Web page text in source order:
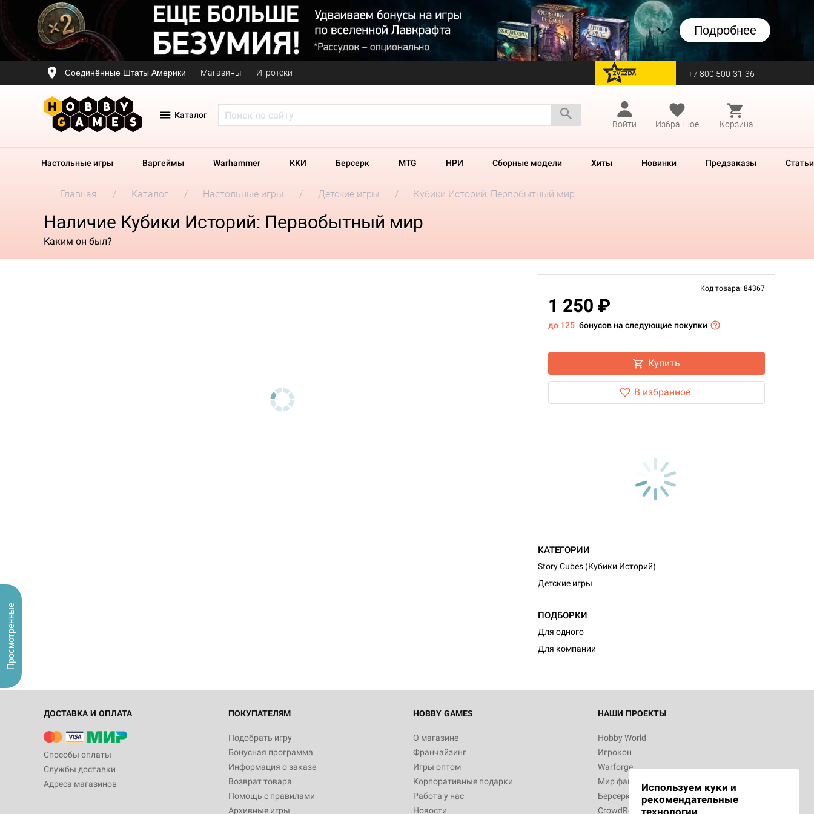
Подробнее
Соединённые Штаты Америки Магазины Игротеки перейти на Zvezda +7 800 500-31-36
Каталог
Войти
Избранное Корзина
Настольные игры Варгеймы Warhammer ККИ Берсерк MTG НРИ Сборные модели Хиты Новинки Предзаказы Статьи
Главная Каталог Настольные игры Детские игры Кубики Историй: Первобытный мир
Наличие Кубики Историй: Первобытный мир
Каким он был?
Код товара: 84367
1 250 ₽
до 125 бонусов на следующие покупки
Купить
В избранное
КАТЕГОРИИ
Story Cubes (Кубики Историй)
Детские игры
ПОДБОРКИ
Для одного
Для компании
ДОСТАВКА И ОПЛАТА
Способы оплаты
Службы доставки
Адреса магазинов
ПОКУПАТЕЛЯМ
Подобрать игру
Бонусная программа
Информация о заказе
Возврат товара
Помощь с правилами
Архивные игры
HOBBY GAMES
О магазине
Франчайзинг
Игры оптом
Корпоративные подарки
Работа у нас
Новости
НАШИ ПРОЕКТЫ
Hobby World
Игрокон
Warforge
Мир фантастики
Берсерк
CrowdRepublic
Используем куки и
рекомендательные
технологии
Просмотренные
Белая смерть
12 990
Настольная игра Hobby World Ужас
3 490